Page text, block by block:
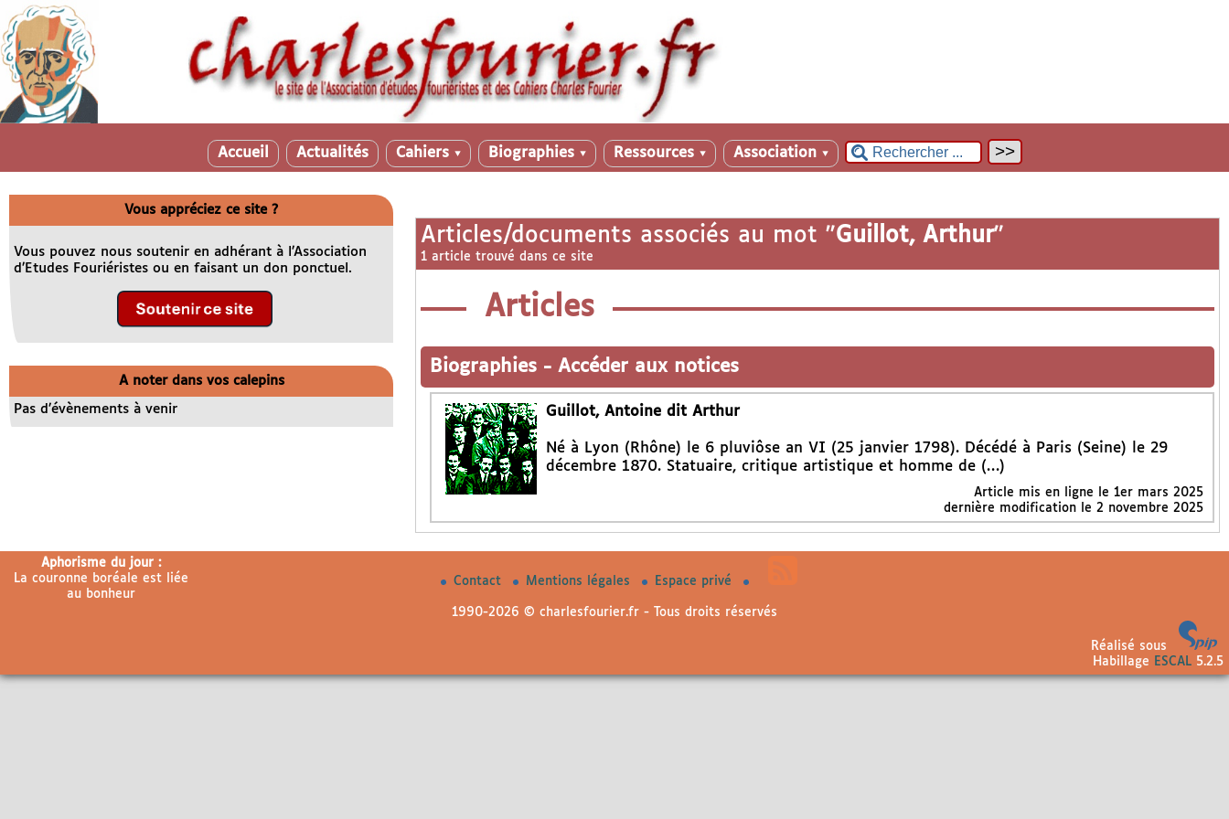
Accueil Actualités Cahiers ▼ Biographies ▼ Ressources ▼ Association ▼
Articles/documents associés au mot "Guillot, Arthur"
1 article trouvé dans ce site
Articles
Biographies - Accéder aux notices
Guillot, Antoine dit Arthur
Né à Lyon (Rhône) le 6 pluviôse an VI (25 janvier 1798). Décédé à Paris (Seine) le 29
décembre 1870. Statuaire, critique artistique et homme de (…)
Article mis en ligne le 1er mars 2025
dernière modification le 2 novembre 2025
Vous appréciez ce site ?
Vous pouvez nous soutenir en adhérant à l’Association
d’Etudes Fouriéristes ou en faisant un don ponctuel.
A noter dans vos calepins
Pas d’évènements à venir
Aphorisme du jour :
La couronne boréale est liée
au bonheur
Contact Mentions légales Espace privé
1990-2026 © charlesfourier.fr - Tous droits réservés
Réalisé sous
Habillage
ESCAL5.2.5